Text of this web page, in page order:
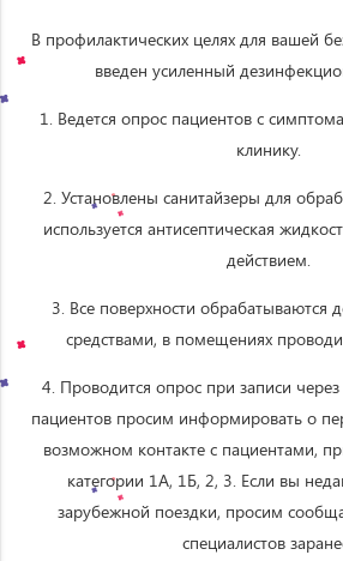
В профилактических целях для вашей
введен усиленный
1. Ведется опрос пациентов с
клинику.
2. Установлены санитайзеры для
используется антисептическая
действием.
3. Все поверхности обрабатываются
средствами, в помещениях
4. Проводится опрос при записи
пациентов просим информировать о
возможном контакте с пациентами,
категории 1A, 1Б, 2, 3. Если вы
зарубежной поездки, просим
специалистов